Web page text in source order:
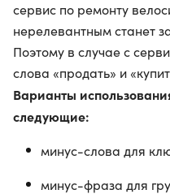
сервис по ремонту
нерелевантным станет
Поэтому в случае с
слова «продать» и
Варианты
следующие:
минус-слова для
минус-фраза для